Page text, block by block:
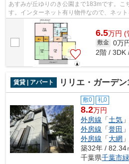
あすみが丘ゆりのき公園まで183mです。こ
す。インターネット有り物件なので、ネッ
お客様のご希望をお伝え下さい。お電話043...
6.5万円 (
敷金 0万
2階 / 3DK
賃貸 | アパート リリエ・ガーデ
敷0 礼0
8.2万円
外房線 「土気
外房線 「誉田
外房線 「大網
築32年 / 82.34
千葉県千葉市